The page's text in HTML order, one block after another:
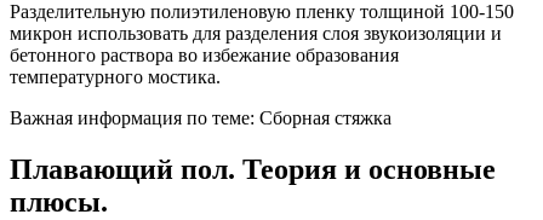
Разделительную полиэтиленовую пленку толщиной 100-150
микрон использовать для разделения слоя звукоизоляции и
бетонного раствора во избежание образования
температурного мостика.
Важная информация по теме: Сборная стяжка
Плавающий пол. Теория и основные
плюсы.